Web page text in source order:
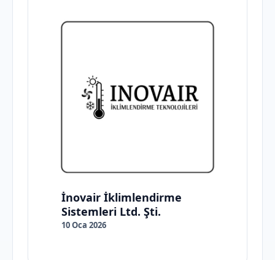
İnovair İklimlendirme
Sistemleri Ltd. Şti.
10 Oca 2026